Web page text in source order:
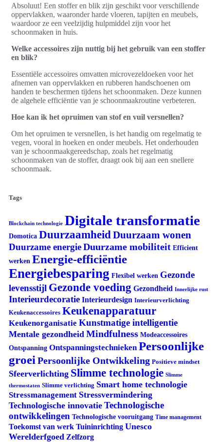
Absoluut! Een stoffer en blik zijn geschikt voor verschillende
oppervlakken, waaronder harde vloeren, tapijten en meubels,
waardoor ze een veelzijdig hulpmiddel zijn voor het
schoonmaken in huis.
Welke accessoires zijn nuttig bij het gebruik van een stoffer
en blik?
Essentiële accessoires omvatten microvezeldoeken voor het
afnemen van oppervlakken en rubberen handschoenen om
handen te beschermen tijdens het schoonmaken. Deze kunnen
de algehele efficiëntie van je schoonmaakroutine verbeteren.
Hoe kan ik het opruimen van stof en vuil versnellen?
Om het opruimen te versnellen, is het handig om regelmatig te
vegen, vooral in hoeken en onder meubels. Het onderhouden
van je schoonmaakgereedschap, zoals het regelmatig
schoonmaken van de stoffer, draagt ook bij aan een snellere
schoonmaak.
Tags
Blockchain technologie Digitale transformatie
Domotica Duurzaamheid Duurzaam wonen
Duurzame energieDuurzame mobiliteit Efficient
werken Energie-efficiëntie
Energiebesparing Flexibel werken Gezonde
levensstijl Gezonde voeding Gezondheid Innerlijke rust
Interieurdecoratie Interieurdesign Interieurverlichting
Keukenaccessoires Keukenapparatuur
Keukenorganisatie Kunstmatige intelligentie
Mentale gezondheid Mindfulness Modeaccessoires
Ontspanning Ontspanningstechnieken Persoonlijke
groei Persoonlijke Ontwikkeling Positieve mindset
Sfeerverlichting Slimme technologie Slimme
thermostaten Slimme verlichting Smart home technologie
Stressmanagement Stressvermindering
Technologische innovatie Technologische
ontwikkelingen Technologische vooruitgang Time management
Toekomst van werk Tuininrichting Unesco
Werelderfgoed Zelfzorg